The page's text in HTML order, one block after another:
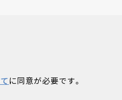
に同意が必要です。